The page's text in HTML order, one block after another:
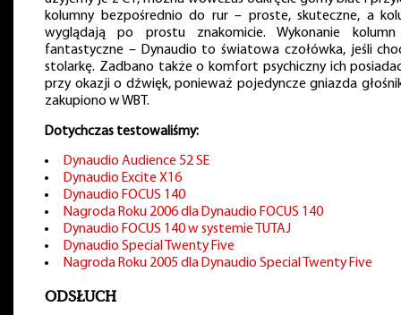
kolumny bezpośrednio do rur – proste, skuteczne, a
wyglądają po prostu znakomicie. Wykonanie
fantastyczne – Dynaudio to światowa czołówka, jeśli
stolarkę. Zadbano także o komfort psychiczny ich
przy okazji o dźwięk, ponieważ pojedyncze gniazda
zakupiono w WBT.
Dotychczas testowaliśmy:
Dynaudio Audience 52 SE
Dynaudio Excite X16
Dynaudio FOCUS 140
Nagroda Roku 2006 dla Dynaudio FOCUS 140
Dynaudio FOCUS 140 w systemie TUTAJ
Dynaudio Special Twenty Five
Nagroda Roku 2005 dla Dynaudio Special Twenty Five
ODSŁUCH